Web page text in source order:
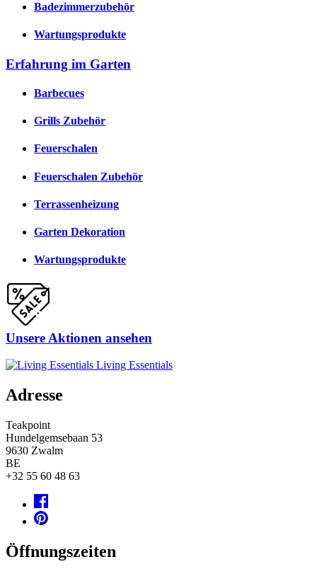
Badezimmerzubehör
Wartungsprodukte
Erfahrung im Garten
Barbecues
Grills Zubehör
Feuerschalen
Feuerschalen Zubehör
Terrassenheizung
Garten Dekoration
Wartungsprodukte
Unsere Aktionen ansehen
Living Essentials
Adresse
Teakpoint
Hundelgemsebaan 53
9630 Zwalm
BE
+32 55 60 48 63
Öffnungszeiten